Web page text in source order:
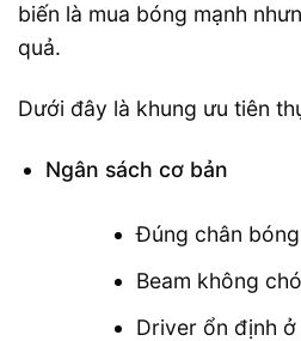
biến là mua bóng mạnh
quả.
Dưới đây là khung ưu tiên
Ngân sách cơ bản
Đúng chân bóng
Beam không
Driver ổn định